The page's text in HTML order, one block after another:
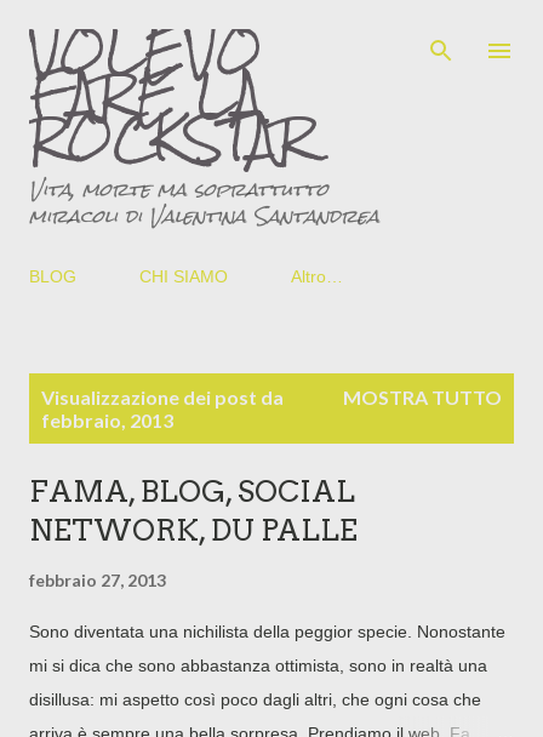
Passa ai contenuti principali
VOLEVO
FARE LA
ROCKSTAR
Vita, morte ma soprattutto
miracoli di Valentina Santandrea
BLOG CHI SIAMO Altro…
Visualizzazione dei post da
febbraio, 2013
MOSTRA TUTTO
FAMA, BLOG, SOCIAL
NETWORK, DU PALLE
febbraio 27, 2013
Sono diventata una nichilista della peggior specie. Nonostante
mi si dica che sono abbastanza ottimista, sono in realtà una
disillusa: mi aspetto così poco dagli altri, che ogni cosa che